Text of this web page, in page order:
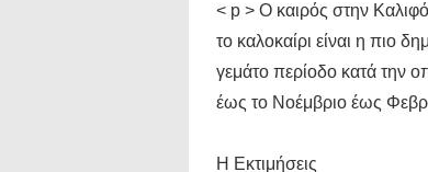
< p > Ο καιρός στην
το καλοκαίρι είναι η πιο
γεμάτο περίοδο κατά την
έως το Νοέμβριο έως
Η Εκτιμήσεις